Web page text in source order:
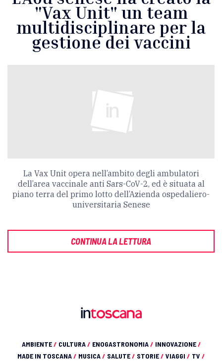
"Vax Unit" un team
multidisciplinare per la
gestione dei vaccini
La Vax Unit opera nell’ambito degli ambulatori
dell’area vaccinale anti Sars-CoV-2, ed è situata al
piano terra del primo lotto dell’Azienda ospedaliero-
universitaria Senese
CONTINUA LA LETTURA
AMBIENTE/ CULTURA/ ENOGASTRONOMIA/ INNOVAZIONE/
MADE IN TOSCANA/ MUSICA/ SALUTE/ STORIE/ VIAGGI / TV /